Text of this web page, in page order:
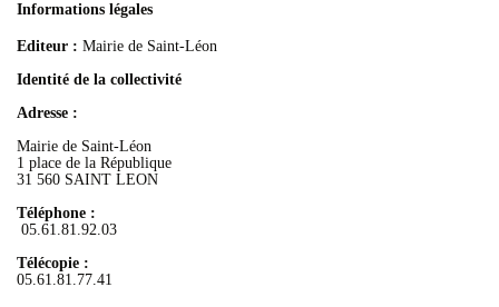
Informations légales
Editeur : Mairie de Saint-Léon
Identité de la collectivité
Adresse :
Mairie de Saint-Léon
1 place de la République
31 560 SAINT LEON
Téléphone :
05.61.81.92.03
Télécopie :
05.61.81.77.41